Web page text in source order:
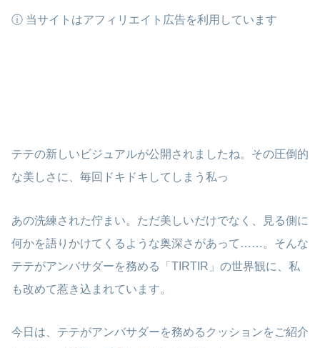
ⓘ 当サイトはアフィリエイト広告を利用しています
テテの新しいビジュアルが公開されましたね。その圧倒的
な美しさに、毎回ドキドキしてしまう私っ
あの洗練された佇まい。ただ美しいだけでなく、見る側に
何かを語りかけてくるような奥深さがあって……。そんな
テテがアンバサダーを務める「TIRTIR」の世界観に、私
も改めて惹き込まれています。
今日は、テテがアンバサダーを務めるクッションをご紹介